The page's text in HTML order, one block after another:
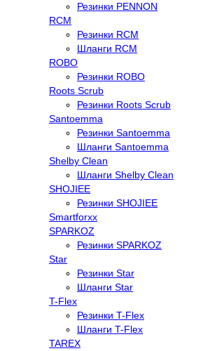
Резинки PENNON
RCM
Резинки RCM
Шланги RCM
ROBO
Резинки ROBO
Roots Scrub
Резинки Roots Scrub
Santoemma
Резинки Santoemma
Шланги Santoemma
Shelby Clean
Шланги Shelby Clean
SHOJIEE
Резинки SHOJIEE
Smartforxx
SPARKOZ
Резинки SPARKOZ
Star
Резинки Star
Шланги Star
T-Flex
Резинки T-Flex
Шланги T-Flex
TAREX